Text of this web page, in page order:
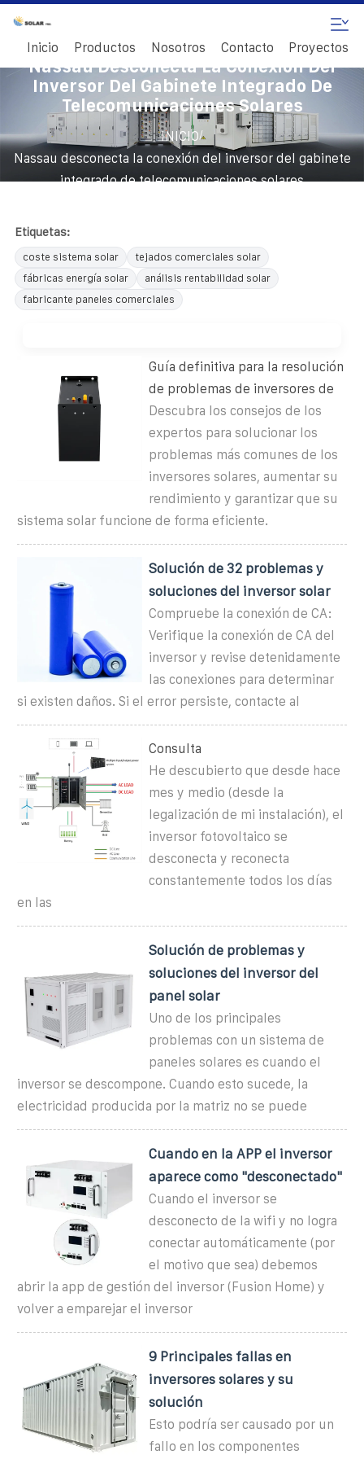
Inicio Productos Nosotros Contacto Proyectos
Nassau Desconecta La Conexión Del
Inversor Del Gabinete Integrado De
Telecomunicaciones Solares
INICIO/
Nassau desconecta la conexión del inversor del gabinete
integrado de telecomunicaciones solares
Etiquetas:
coste sistema solar
tejados comerciales solar
fábricas energía solar
análisis rentabilidad solar
fabricante paneles comerciales
Guía definitiva para la resolución
de problemas de inversores de
Descubra los consejos de los
expertos para solucionar los
problemas más comunes de los
inversores solares, aumentar su
rendimiento y garantizar que su
sistema solar funcione de forma eficiente.
Solución de 32 problemas y
soluciones del inversor solar
Compruebe la conexión de CA:
Verifique la conexión de CA del
inversor y revise detenidamente
las conexiones para determinar
si existen daños. Si el error persiste, contacte al
Consulta
He descubierto que desde hace
mes y medio (desde la
legalización de mi instalación), el
inversor fotovoltaico se
desconecta y reconecta
constantemente todos los días
en las
Solución de problemas y
soluciones del inversor del
panel solar
Uno de los principales
problemas con un sistema de
paneles solares es cuando el
inversor se descompone. Cuando esto sucede, la
electricidad producida por la matriz no se puede
Cuando en la APP el inversor
aparece como "desconectado"
Cuando el inversor se
desconecto de la wifi y no logra
conectar automáticamente (por
el motivo que sea) debemos
abrir la app de gestión del inversor (Fusion Home) y
volver a emparejar el inversor
9 Principales fallas en
inversores solares y su
solución
Esto podría ser causado por un
fallo en los componentes